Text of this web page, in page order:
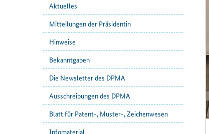
Aktuelles
Mitteilungen der Präsidentin
Hinweise
Bekanntgaben
Die Newsletter des DPMA
Ausschreibungen des DPMA
Blatt für Patent-, Muster-, Zeichenwesen
Infomaterial